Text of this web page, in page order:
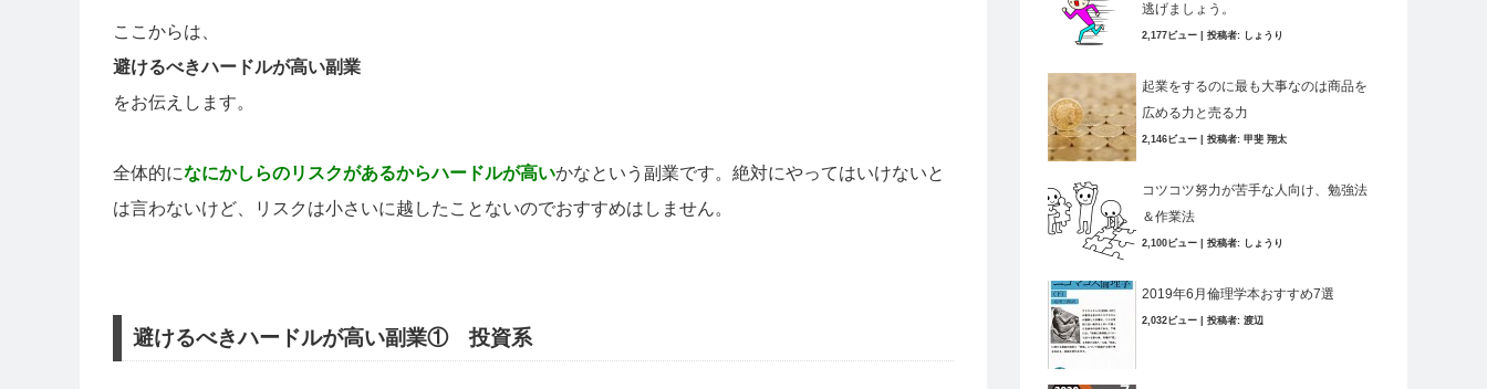
ここからは、
避けるべきハードルが高い副業
をお伝えします。
全体的になにかしらのリスクがあるからハードルが高いかなという副業です。絶対にやってはいけないと
は言わないけど、リスクは小さいに越したことないのでおすすめはしません。
避けるべきハードルが高い副業① 投資系
逃げましょう。
2,177ビュー 投稿者: しょうり
起業をするのに最も大事なのは商品を
広める力と売る力
2,146ビュー 投稿者: 甲斐 翔太
コツコツ努力が苦手な人向け、勉強法
＆作業法
2,100ビュー 投稿者: しょうり
2019年6月倫理学本おすすめ7選
2,032ビュー 投稿者: 渡辺